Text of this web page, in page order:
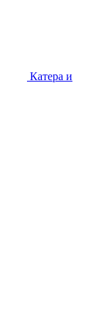
Катера и